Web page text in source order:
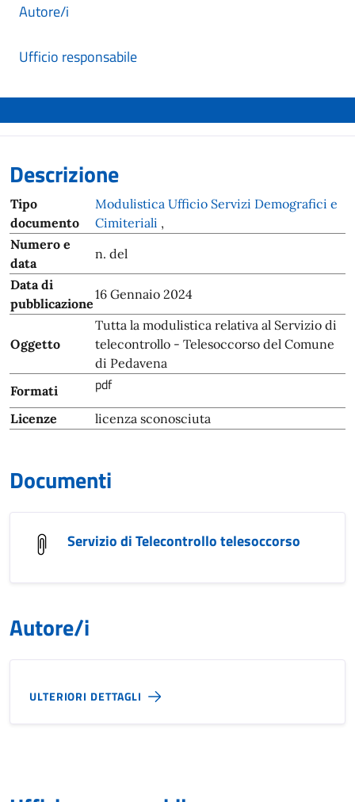
Autore/i
Ufficio responsabile
Descrizione
Tipo
documento
Modulistica Ufficio Servizi Demografici e
Cimiteriali ,
Numero e
data
n. del
Data di
pubblicazione
16 Gennaio 2024
Oggetto
Tutta la modulistica relativa al Servizio di
telecontrollo - Telesoccorso del Comune
di Pedavena
Formati
pdf
Licenze licenza sconosciuta
Documenti
Servizio di Telecontrollo telesoccorso
Autore/i
ULTERIORI DETTAGLI